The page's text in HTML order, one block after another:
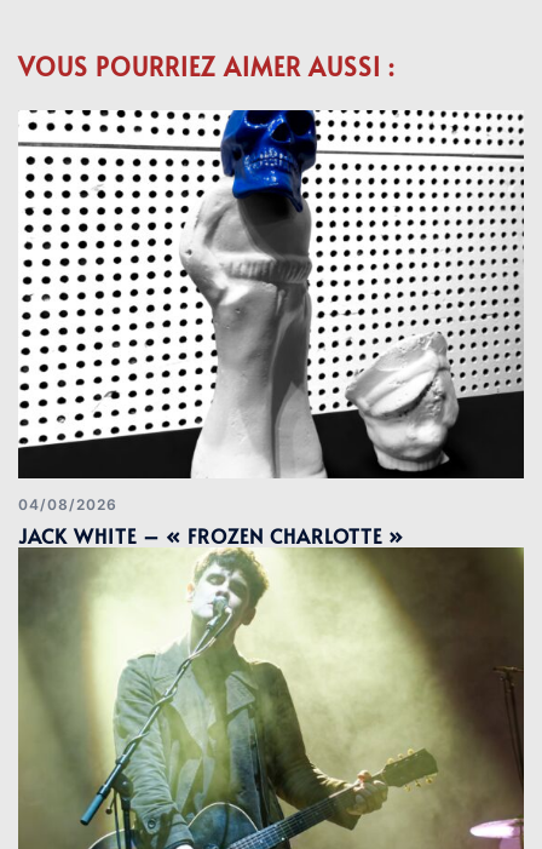
VOUS POURRIEZ AIMER AUSSI :
04/08/2026
JACK WHITE – « FROZEN CHARLOTTE »